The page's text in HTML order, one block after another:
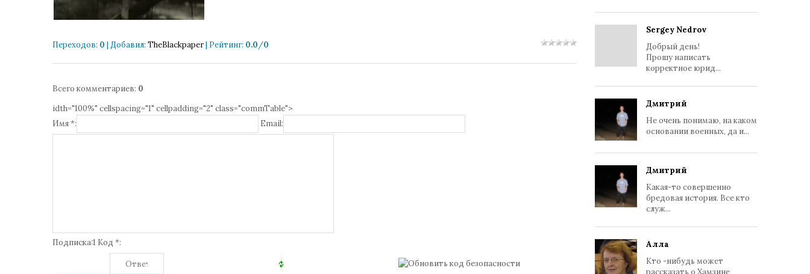
Переходов: 0 | Добавил: TheBlackpaper| Рейтинг: 0.0/0
Всего комментариев: 0
idth="100%" cellspacing="1" cellpadding="2" class="commTable">
Имя *:
Email:
Подписка:1 Код *:
Sergey Nedrov
Добрый день!
Прошу написать
корректное юрид...
Дмитрий
Не очень понимаю, на каком
основании военных, да и...
Дмитрий
Какая-то совершенно
бредовая история. Все кто
служ...
Алла
Кто -нибудь может
рассказать о Хамзине